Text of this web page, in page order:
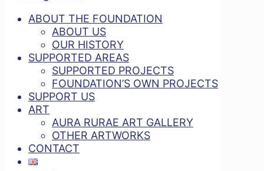
ABOUT THE FOUNDATION
ABOUT US
OUR HISTORY
SUPPORTED AREAS
SUPPORTED PROJECTS
FOUNDATION’S OWN PROJECTS
SUPPORT US
ART
AURA RURAE ART GALLERY
OTHER ARTWORKS
CONTACT